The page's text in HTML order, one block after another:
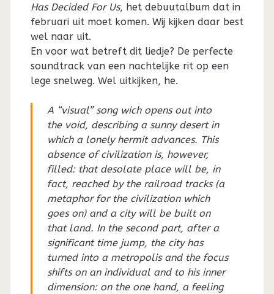
Has Decided For Us, het debuutalbum dat in
februari uit moet komen. Wij kijken daar best
wel naar uit.
En voor wat betreft dit liedje? De perfecte
soundtrack van een nachtelijke rit op een
lege snelweg. Wel uitkijken, he.
A “visual” song wich opens out into
the void, describing a sunny desert in
which a lonely hermit advances. This
absence of civilization is, however,
filled: that desolate place will be, in
fact, reached by the railroad tracks (a
metaphor for the civilization which
goes on) and a city will be built on
that land. In the second part, after a
significant time jump, the city has
turned into a metropolis and the focus
shifts on an individual and to his inner
dimension: on the one hand, a feeling